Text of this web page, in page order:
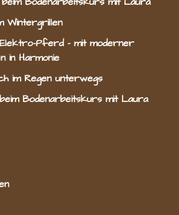
Wintergrillen
Pferd – mit moderner
in Harmonie
im Regen unterwegs
Bodenarbeitskurs mit Laura